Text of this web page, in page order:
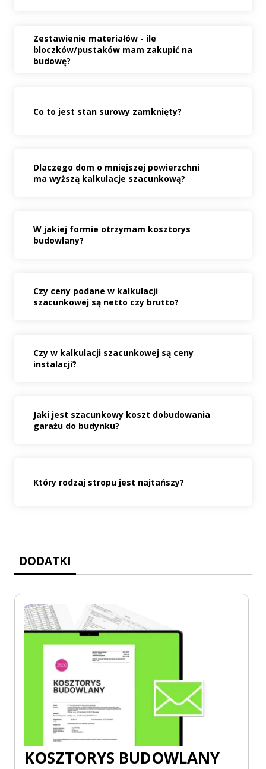
Zestawienie materiałów - ile
bloczków/pustaków mam zakupić na
budowę?
Co to jest stan surowy zamknięty?
Dlaczego dom o mniejszej powierzchni
ma wyższą kalkulacje szacunkową?
W jakiej formie otrzymam kosztorys
budowlany?
Czy ceny podane w kalkulacji
szacunkowej są netto czy brutto?
Czy w kalkulacji szacunkowej są ceny
instalacji?
Jaki jest szacunkowy koszt dobudowania
garażu do budynku?
Który rodzaj stropu jest najtańszy?
DODATKI
KOSZTORYS BUDOWLANY